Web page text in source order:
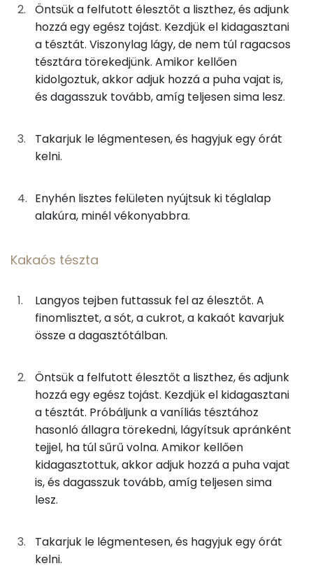
28gtej
15 kcal
14g tojás
17 kcal
8gvaj
54 kcal
8gcukor
29 kcal
1g
instant élesztő 3 kcal
Kakaós tészta
31gtej
18 kcal
8gcukrozatlan kakaópor
17 kcal
1gsó
0 kcal
8g cukor
29 kcal
1g instant élesztő
3 kcal
8g
Formázás
Nátrium
Foszfor
Kálcium
Szelén
Kolin:
E vitamin:
Tiamin - B1 vitamin:
Riboflavin - B2 vitamin:
Fehérje
Összesen 21.7 g
Zsír
Összesen
19.3 g
Egyszeresen telítetlen zsírsav:
5 g
Öntsük a felfutott élesztőt a liszthez, és adjunk
hozzá egy egész tojást. Kezdjük el kidagasztani
a tésztát. Viszonylag lágy, de nem túl ragacsos
tésztára törekedjünk. Amikor kellően
kidolgoztuk, akkor adjuk hozzá a puha vajat is,
és dagasszuk tovább, amíg teljesen sima lesz.
Takarjuk le légmentesen, és hagyjuk egy órát
kelni.
Enyhén lisztes felületen nyújtsuk ki téglalap
alakúra, minél vékonyabbra.
Kakaós tészta
Langyos tejben futtassuk fel az élesztőt. A
finomlisztet, a sót, a cukrot, a kakaót kavarjuk
össze a dagasztótálban.
Öntsük a felfutott élesztőt a liszthez, és adjunk
hozzá egy egész tojást. Kezdjük el kidagasztani
a tésztát. Próbáljunk a vaníliás tésztához
hasonló állagra törekedni, lágyítsuk apránként
tejjel, ha túl sűrű volna. Amikor kellően
kidagasztottuk, akkor adjuk hozzá a puha vajat
is, és dagasszuk tovább, amíg teljesen sima
lesz.
Takarjuk le légmentesen, és hagyjuk egy órát
kelni.